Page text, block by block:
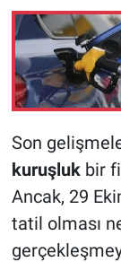
Son
kuruşlukbir
Ancak, 29
tatil olması